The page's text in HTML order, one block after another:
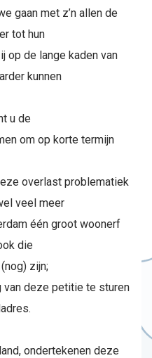
gaan met z’n allen de
tot hun
op de lange kaden van
kunnen
u de
om op korte termijn
overlast problematiek
veel meer
één groot woonerf
die
zijn;
van deze petitie te sturen
ondertekenen deze